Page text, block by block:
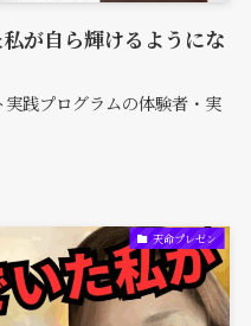
が自ら輝けるようにな
践プログラムの体験者・実
天命プレゼン